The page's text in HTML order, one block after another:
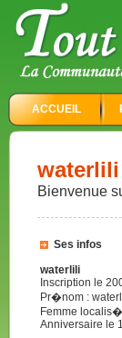
ACCUEIL
waterlili
Bienvenue
Ses infos
waterlili
Inscription le
Pr�nom :
Femme
Anniversaire le